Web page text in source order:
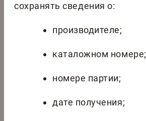
сохранять сведения о:
производителе;
каталожном номере;
номере партии;
дате получения;